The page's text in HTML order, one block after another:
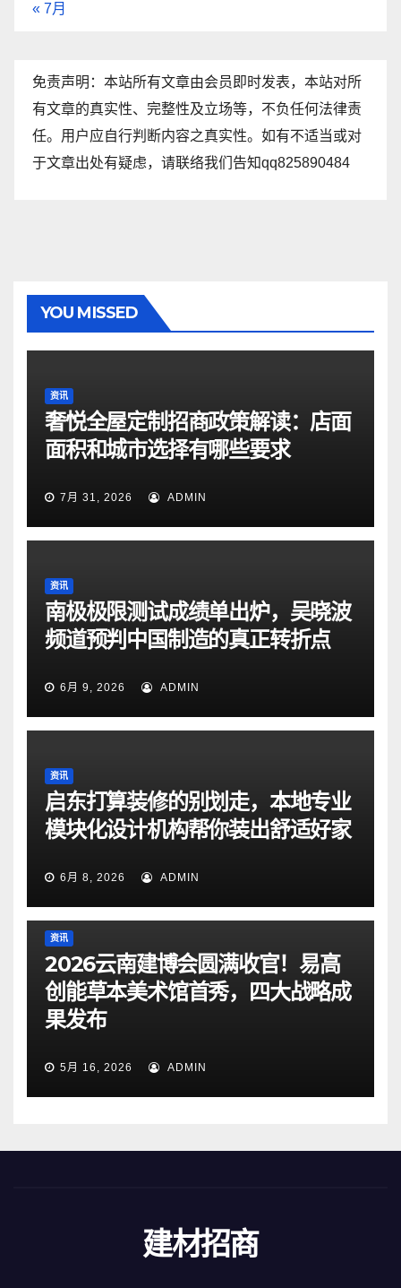
« 7月
免责声明：本站所有文章由会员即时发表，本站对所
有文章的真实性、完整性及立场等，不负任何法律责
任。用户应自行判断内容之真实性。如有不适当或对
于文章出处有疑虑，请联络我们告知qq825890484
YOU MISSED
资讯
奢悦全屋定制招商政策解读：店面
面积和城市选择有哪些要求
7月 31, 2026 ADMIN
资讯
南极极限测试成绩单出炉，吴晓波
频道预判中国制造的真正转折点
6月 9, 2026 ADMIN
资讯
启东打算装修的别划走，本地专业
模块化设计机构帮你装出舒适好家
6月 8, 2026 ADMIN
资讯
2026云南建博会圆满收官！易高
创能草本美术馆首秀，四大战略成
果发布
5月 16, 2026 ADMIN
建材招商